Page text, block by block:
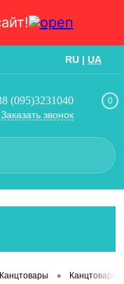
RU | UA
(095)3231040
Заказать звонок
0
Канцтовары • Канцтовары